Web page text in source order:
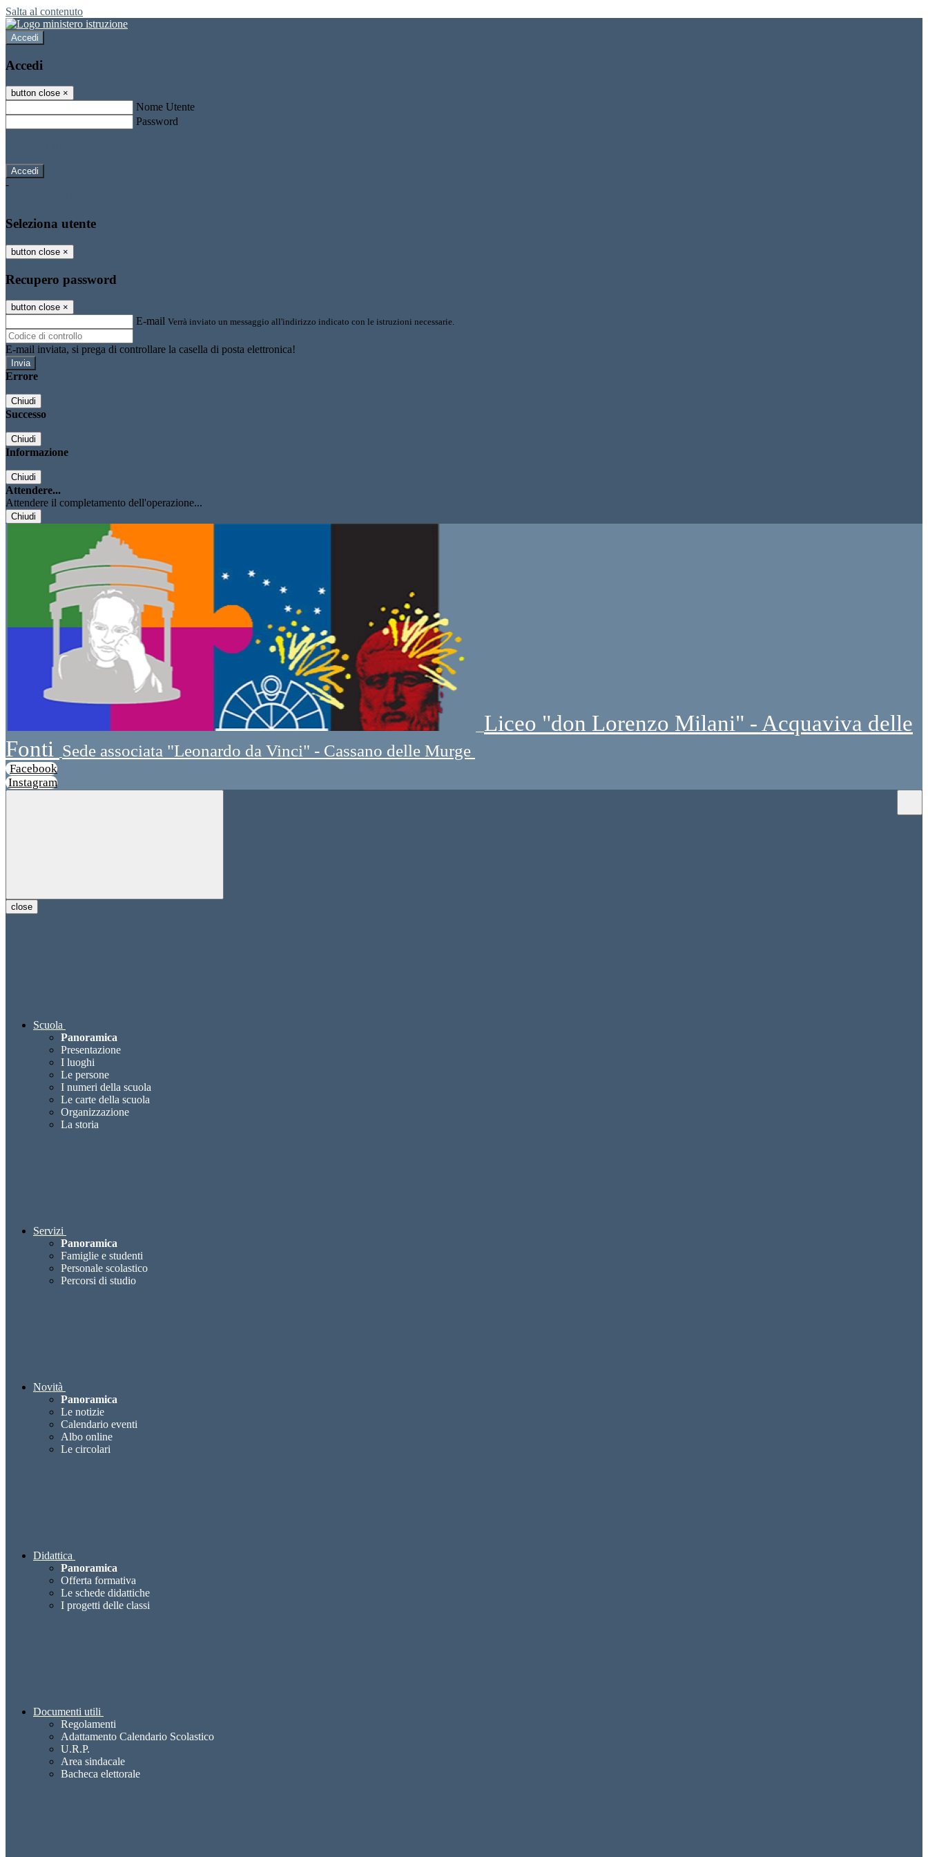
Salta al contenuto
Accedi
Accedi
button close ×
Nome Utente
Password
-
Seleziona utente
button close ×
Recupero password
button close ×
E-mail Verrà inviato un messaggio all'indirizzo indicato con le istruzioni necessarie.
E-mail inviata, si prega di controllare la casella di posta elettronica!
Errore
Chiudi
Successo
Chiudi
Informazione
Chiudi
Attendere...
Attendere il completamento dell'operazione...
Chiudi
Liceo "don Lorenzo Milani" - Acquaviva delle
Fonti Sede associata "Leonardo da Vinci" - Cassano delle Murge
Facebook
Instagram
close
Scuola
Panoramica
Presentazione
I luoghi
Le persone
I numeri della scuola
Le carte della scuola
Organizzazione
La storia
Servizi
Panoramica
Famiglie e studenti
Personale scolastico
Percorsi di studio
Novità
Panoramica
Le notizie
Calendario eventi
Albo online
Le circolari
Didattica
Panoramica
Offerta formativa
Le schede didattiche
I progetti delle classi
Documenti utili
Regolamenti
Adattamento Calendario Scolastico
U.R.P.
Area sindacale
Bacheca elettorale